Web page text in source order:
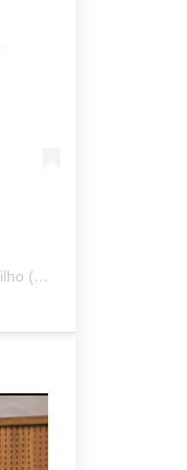
Um post compartilhado por Queiroz Filho (@queirozmfilho)